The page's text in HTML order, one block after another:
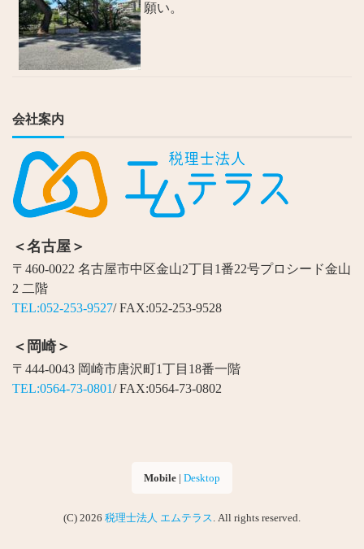
願い。
会社案内
＜名古屋＞
〒460-0022 名古屋市中区金山2丁目1番22号プロシード金山
2 二階
TEL:052-253-9527/ FAX:052-253-9528
＜岡崎＞
〒444-0043 岡崎市唐沢町1丁目18番一階
TEL:0564-73-0801/ FAX:0564-73-0802
Mobile | Desktop
(C) 2026 税理士法人 エムテラス. All rights reserved.